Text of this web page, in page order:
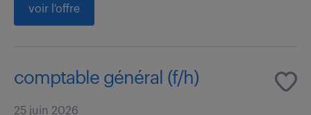
voir l'offre
comptable général (f/h)
25 juin 2026